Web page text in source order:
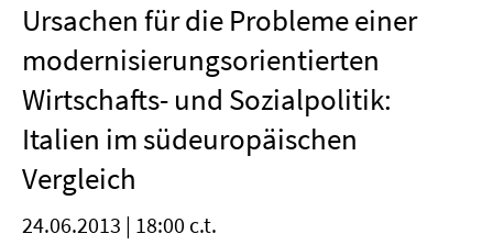
Ursachen für die Probleme einer
modernisierungsorientierten
Wirtschafts- und Sozialpolitik:
Italien im südeuropäischen
Vergleich
24.06.2013 | 18:00 c.t.